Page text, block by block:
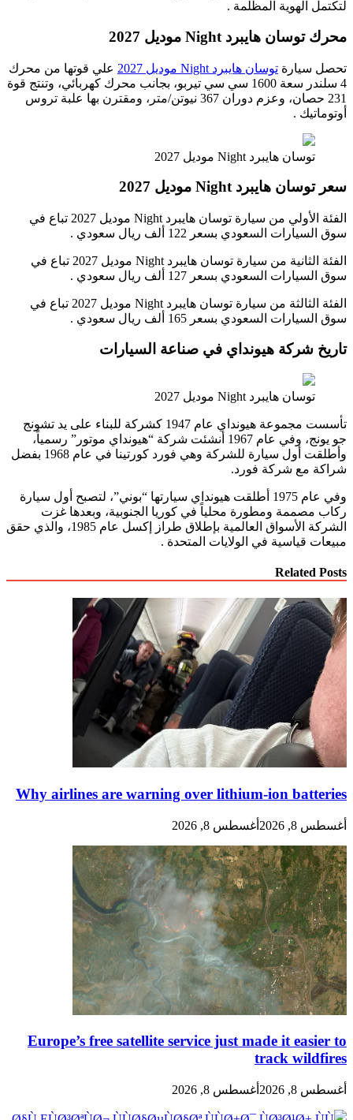
لتكتمل الهوية المظلمة .
محرك توسان هايبرد Night موديل 2027
تحصل سيارة توسان هايبرد Night موديل 2027
علي قوتها من محرك
4 سلندر سعة 1600 سي سي تيربو، بجانب محرك كهربائي، وتنتج قوة
231 حصان، وعزم دوران 367 نيوتن/متر، ومقترن بها علبة تروس
أوتوماتيك .
توسان هايبرد Night موديل 2027
سعر توسان هايبرد Night موديل 2027
الفئة الأولي من سيارة توسان هايبرد Night موديل 2027 تباع في
سوق السيارات السعودي بسعر 122 ألف ريال سعودي .
الفئة الثانية من سيارة توسان هايبرد Night موديل 2027 تباع في
سوق السيارات السعودي بسعر 127 ألف ريال سعودي .
الفئة الثالثة من سيارة توسان هايبرد Night موديل 2027 تباع في
سوق السيارات السعودي بسعر 165 ألف ريال سعودي .
تاريخ شركة هيونداي في صناعة السيارات
توسان هايبرد Night موديل 2027
تأسست مجموعة هيونداي عام 1947 كشركة للبناء على يد تشونج
جو يونج، وفي عام 1967 أنشئت شركة “هيونداي موتور” رسمياً،
وأطلقت أول سيارة للشركة وهي فورد كورتينا في عام 1968 بفضل
شراكة مع شركة فورد.
وفي عام 1975 أطلقت هيونداي سيارتها “بوني”، لتصبح أول سيارة
ركاب مصممة ومطورة محلياً في كوريا الجنوبية، وبعدها غزت
الشركة الأسواق العالمية بإطلاق طراز إكسل عام 1985، والذي حقق
مبيعات قياسية في الولايات المتحدة .
Related Posts
Why airlines are warning over lithium-ion batteries
أغسطس 8, 2026 أغسطس 8, 2026
Europe’s free satellite service just made it easier to
track wildfires
أغسطس 8, 2026 أغسطس 8, 2026